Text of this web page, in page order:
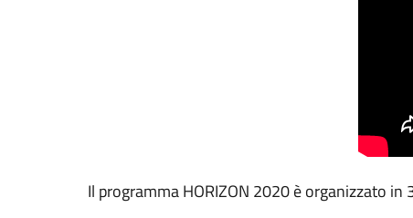
Il programma HORIZON 2020 è organizzato in